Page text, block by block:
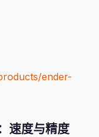
ender-
速度与精度